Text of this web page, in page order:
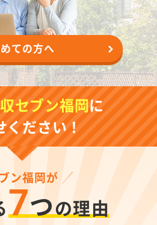
ての方へ
セブン福岡に
ください！
ン福岡が
7つの理由